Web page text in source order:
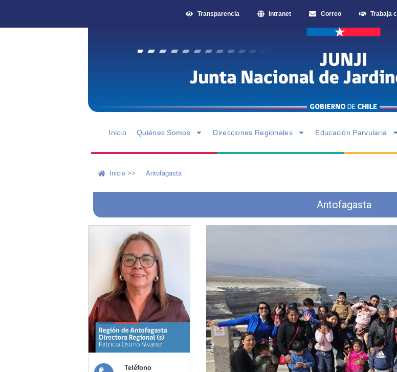
Transparencia Intranet Correo Trabaja
Inicio Quiénes Somos Direcciones Regionales Educación Parvularia
Inicio >> Antofagasta
Antofagasta
Teléfono